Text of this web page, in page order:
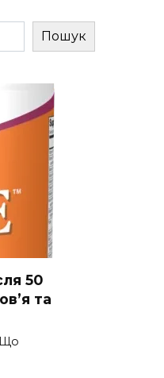
Пошук
50
та
Що